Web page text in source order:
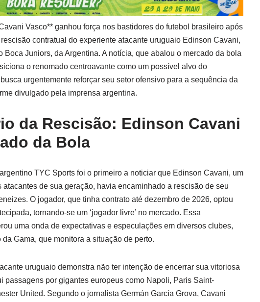
Vasco** ganhou força nos bastidores do futebol brasileiro após
contratual do experiente atacante uruguaio Edinson Cavani,
Boca Juniors, da Argentina. A notícia, que abalou o mercado da bola
o renomado centroavante como um possível alvo do
urgentemente reforçar seu setor ofensivo para a sequência da
divulgado pela imprensa argentina.
da Rescisão: Edinson Cavani
da Bola
TYC Sports foi o primeiro a noticiar que Edinson Cavani, um
atacantes de sua geração, havia encaminhado a rescisão de seu
O jogador, que tinha contrato até dezembro de 2026, optou
tornando-se um ‘jogador livre’ no mercado. Essa
uma onda de expectativas e especulações em diversos clubes,
Gama, que monitora a situação de perto.
uruguaio demonstra não ter intenção de encerrar sua vitoriosa
passagens por gigantes europeus como Napoli, Paris Saint-
United. Segundo o jornalista Germán García Grova, Cavani